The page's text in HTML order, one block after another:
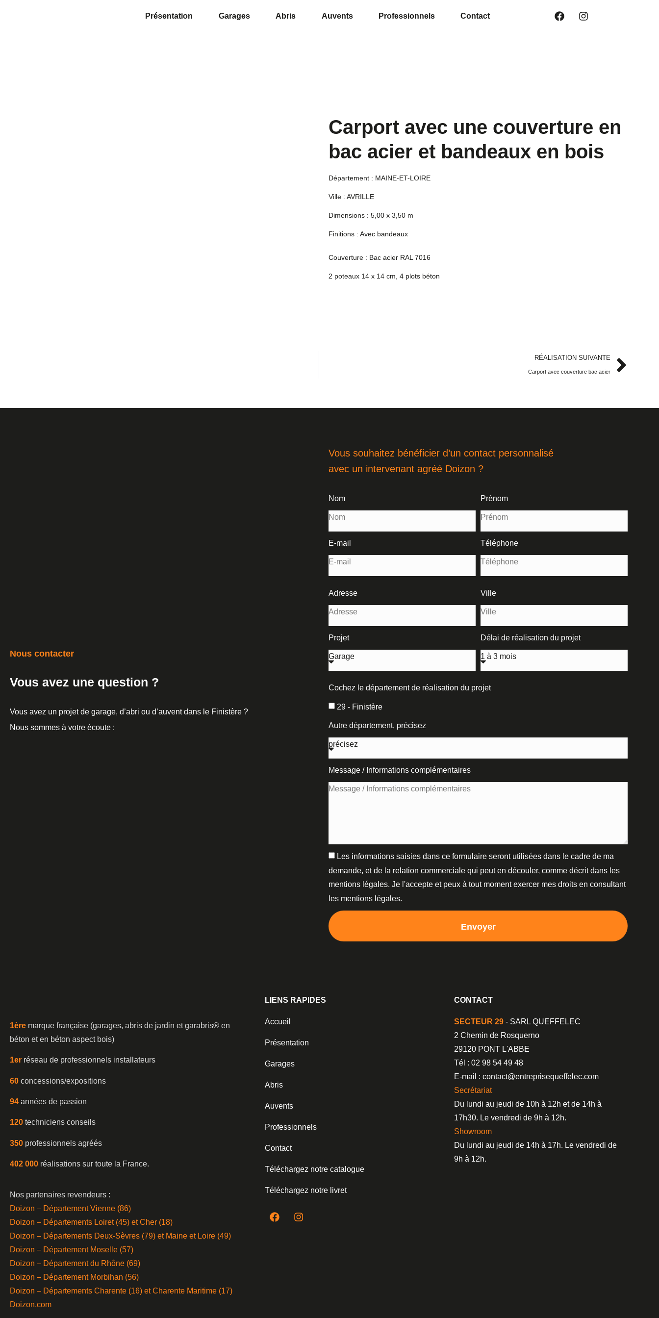
Présentation Garages Abris Auvents Professionnels Contact
Carport avec une couverture en
bac acier et bandeaux en bois
Département : MAINE-ET-LOIRE
Ville : AVRILLE
Dimensions : 5,00 x 3,50 m
Finitions : Avec bandeaux
Couverture : Bac acier RAL 7016
2 poteaux 14 x 14 cm, 4 plots béton
RÉALISATION SUIVANTE
Carport avec couverture bac acier
Nous contacter
Vous avez une question ?
Vous avez un projet de garage, d’abri ou d’auvent dans le Finistère ?
Nous sommes à votre écoute :
Vous souhaitez bénéficier d’un contact personnalisé
avec un intervenant agréé Doizon ?
Nom Prénom
E-mail Téléphone
Adresse Ville
Projet Délai de réalisation du projet
Cochez le département de réalisation du projet
29 - Finistère
Autre département, précisez
Message / Informations complémentaires
Les informations saisies dans ce formulaire seront utilisées dans le cadre de ma
demande, et de la relation commerciale qui peut en découler, comme décrit dans les
mentions légales. Je l'accepte et peux à tout moment exercer mes droits en consultant
les mentions légales.
Envoyer
1ère marque française (garages, abris de jardin et garabris®️ en
béton et en béton aspect bois)
1er réseau de professionnels installateurs
60 concessions/expositions
94 années de passion
120 techniciens conseils
350 professionnels agréés
402 000 réalisations sur toute la France.
Nos partenaires revendeurs :
Doizon – Département Vienne (86)
Doizon – Départements Loiret (45) et Cher (18)
Doizon – Départements Deux-Sèvres (79) et Maine et Loire (49)
Doizon – Département Moselle (57)
Doizon – Département du Rhône (69)
Doizon – Département Morbihan (56)
Doizon – Départements Charente (16) et Charente Maritime (17)
Doizon.com
LIENS RAPIDES
Accueil
Présentation
Garages
Abris
Auvents
Professionnels
Contact
Téléchargez notre catalogue
Téléchargez notre livret
CONTACT
SECTEUR 29- SARL QUEFFELEC
2 Chemin de Rosquerno
29120 PONT L'ABBE
Tél : 02 98 54 49 48
E-mail : contact@entreprisequeffelec.com
Secrétariat
Du lundi au jeudi de 10h à 12h et de 14h à
17h30. Le vendredi de 9h à 12h.
Showroom
Du lundi au jeudi de 14h à 17h. Le vendredi de
9h à 12h.